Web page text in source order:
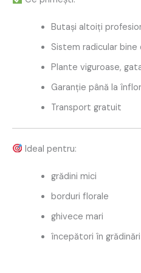
Butași altoiți
Sistem radicular
Plante viguroase,
Garanție până la
Transport gratuit
Ideal pentru:
grădini mici
borduri florale
ghivece mari
începători în